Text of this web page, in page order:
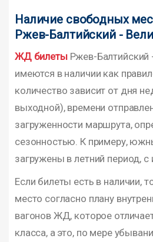
Наличие свободных
Ржев-Балтийский -
ЖД билетыРжев-Балтийский
имеются в наличии как
количество зависит от дня
выходной), времени
загруженности маршрута,
сезонностью. К примеру,
загружены в летний период, с
Если билеты есть в наличии,
место согласно плану
вагонов ЖД, которое
класса, а это, по мере